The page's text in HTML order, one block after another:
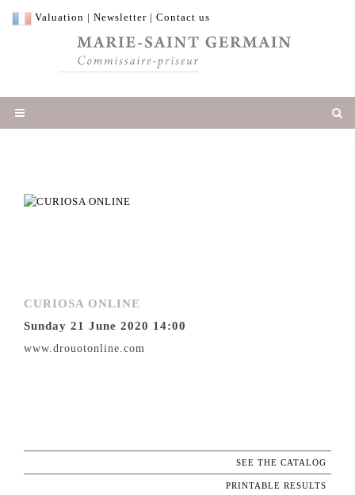
Valuation | Newsletter | Contact us
CURIOSA ONLINE
Sunday 21 June 2020 14:00
www.drouotonline.com
SEE THE CATALOG
PRINTABLE RESULTS